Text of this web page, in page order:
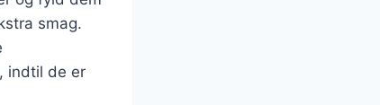
smag.
indtil de er